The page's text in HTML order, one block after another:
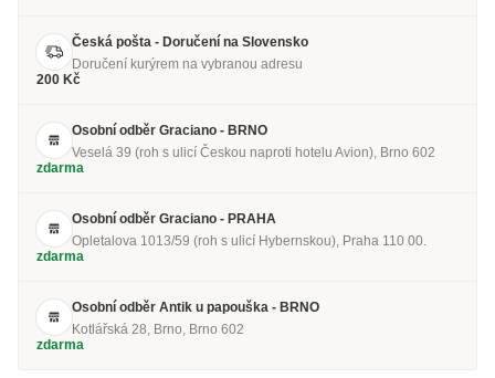
Česká pošta - Doručení na Slovensko
Doručení kurýrem na vybranou adresu
200 Kč
Osobní odběr Graciano - BRNO
Veselá 39 (roh s ulicí Českou naproti hotelu Avion), Brno 602
zdarma
Osobní odběr Graciano - PRAHA
Opletalova 1013/59 (roh s ulicí Hybernskou), Praha 110 00.
zdarma
Osobní odběr Antik u papouška - BRNO
Kotlářská 28, Brno, Brno 602
zdarma